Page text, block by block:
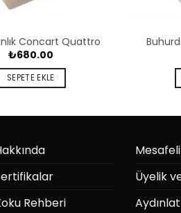
Concart Quattro
₺680.00
SEPETE EKLE
Rehberi
Üyelik